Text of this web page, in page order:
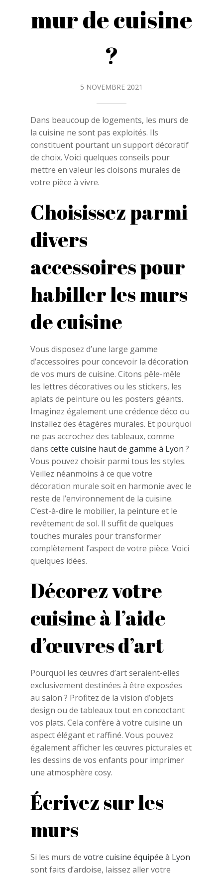
mur de cuisine
?
5 NOVEMBRE 2021
Dans beaucoup de logements, les murs de
la cuisine ne sont pas exploités. Ils
constituent pourtant un support décoratif
de choix. Voici quelques conseils pour
mettre en valeur les cloisons murales de
votre pièce à vivre.
Choisissez parmi
divers
accessoires pour
habiller les murs
de cuisine
Vous disposez d’une large gamme
d’accessoires pour concevoir la décoration
de vos murs de cuisine. Citons pêle-mêle
les lettres décoratives ou les stickers, les
aplats de peinture ou les posters géants.
Imaginez également une crédence déco ou
installez des étagères murales. Et pourquoi
ne pas accrochez des tableaux, comme
danscette cuisine haut de gamme à Lyon ?
Vous pouvez choisir parmi tous les styles.
Veillez néanmoins à ce que votre
décoration murale soit en harmonie avec le
reste de l’environnement de la cuisine.
C’est-à-dire le mobilier, la peinture et le
revêtement de sol. Il suffit de quelques
touches murales pour transformer
complètement l’aspect de votre pièce. Voici
quelques idées.
Décorez votre
cuisine à l’aide
d’œuvres d’art
Pourquoi les œuvres d’art seraient-elles
exclusivement destinées à être exposées
au salon ? Profitez de la vision d’objets
design ou de tableaux tout en concoctant
vos plats. Cela confère à votre cuisine un
aspect élégant et raffiné. Vous pouvez
également afficher les œuvres picturales et
les dessins de vos enfants pour imprimer
une atmosphère cosy.
Écrivez sur les
murs
Si les murs devotre cuisine équipée à Lyon
sont faits d’ardoise, laissez aller votre